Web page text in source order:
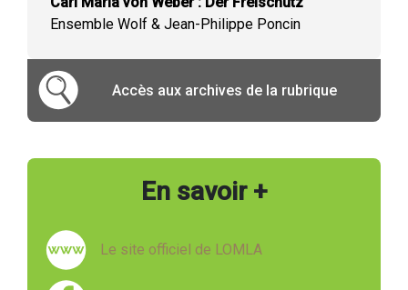
Ensemble Wolf & Jean-Philippe Poncin
Accès aux archives de la rubrique
En savoir +
Le site officiel de LOMLA